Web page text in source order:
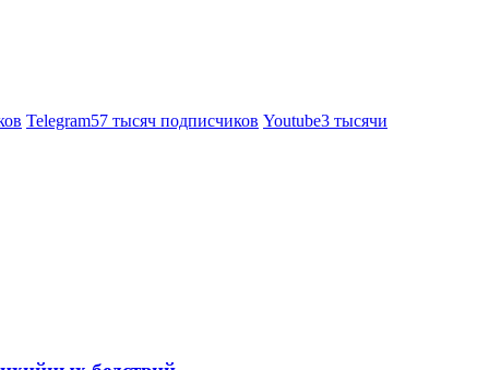
Telegram57 тысяч подписчиков Youtube3 тысячи